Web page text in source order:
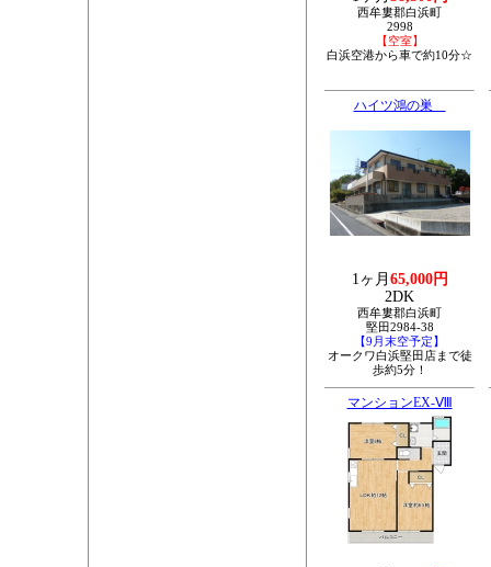
西牟婁郡白浜町
2998
【空室】
白浜空港から車で約10分☆
ハイツ鴻の巣
1ヶ月 65,000円
2DK
西牟婁郡白浜町
堅田2984-38
【9月末空予定】
オークワ白浜堅田店まで徒
歩約5分！
マンションEX-Ⅷ